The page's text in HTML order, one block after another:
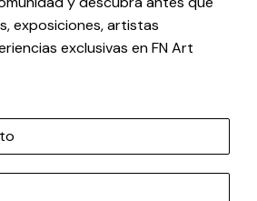
exposiciones, artistas
exclusivas en FN Art